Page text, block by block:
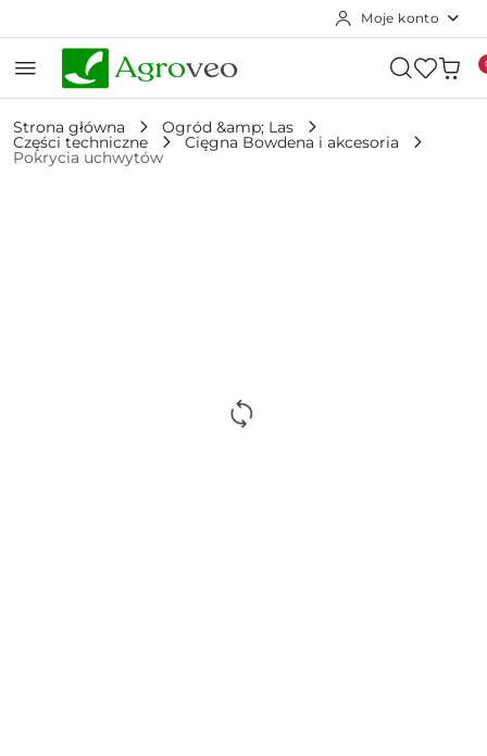
Moje konto
Strona główna Ogród &amp; Las
Części techniczne Cięgna Bowdena i akcesoria
Pokrycia uchwytów